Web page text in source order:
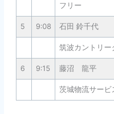
フリー
5 9:08 石田 鈴千代
筑波カントリー
6 9:15 藤沼 龍平
茨城物流サービ